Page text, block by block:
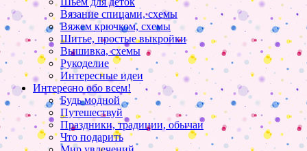
Вязание спицами, схемы
Вяжем крючком, схемы
Шитье, простые выкройки
Вышивка, схемы
Рукоделие
Интересные идеи
Интересно обо всем!
Будь модной
Путешествуй
Праздники, традиции, обычаи
Что подарить